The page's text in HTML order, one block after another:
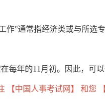
作”通常指经济类或与所选
每年的11月初。因此，可
【中国人事考试网】 和您